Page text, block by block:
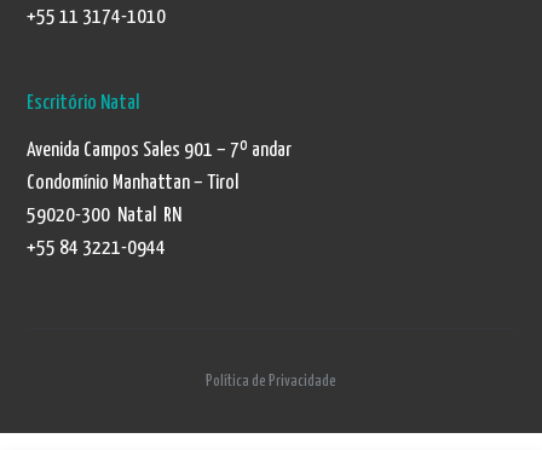
+55 11 3174-1010
Escritório Natal
Avenida Campos Sales 901 – 7º andar
Condomínio Manhattan – Tirol
59020-300 Natal RN
+55 84 3221-0944
Política de Privacidade